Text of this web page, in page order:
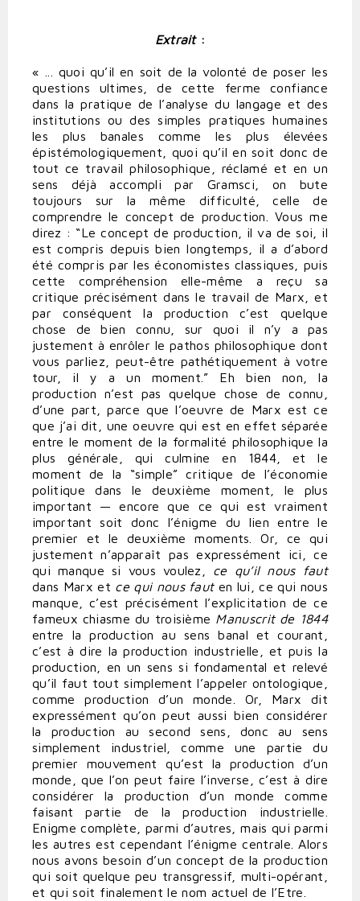
Extrait:
« ... quoi qu’il en soit de la volonté de poser les
questions ultimes, de cette ferme confiance
dans la pratique de l’analyse du langage et des
institutions ou des simples pratiques humaines
les plus banales comme les plus élevées
épistémologiquement, quoi qu’il en soit donc de
tout ce travail philosophique, réclamé et en un
sens déjà accompli par Gramsci, on bute
toujours sur la même difficulté, celle de
comprendre le concept de production. Vous me
direz : “Le concept de production, il va de soi, il
est compris depuis bien longtemps, il a d’abord
été compris par les économistes classiques, puis
cette compréhension elle-même a reçu sa
critique précisément dans le travail de Marx, et
par conséquent la production c’est quelque
chose de bien connu, sur quoi il n’y a pas
justement à enrôler le pathos philosophique dont
vous parliez, peut-être pathétiquement à votre
tour, il y a un moment.” Eh bien non, la
production n’est pas quelque chose de connu,
d’une part, parce que l’oeuvre de Marx est ce
que j’ai dit, une oeuvre qui est en effet séparée
entre le moment de la formalité philosophique la
plus générale, qui culmine en 1844, et le
moment de la “simple” critique de l’économie
politique dans le deuxième moment, le plus
important — encore que ce qui est vraiment
important soit donc l’énigme du lien entre le
premier et le deuxième moments. Or, ce qui
justement n’apparaît pas expressément ici, ce
qui manque si vous voulez, ce qu’il nous faut
dans Marx et ce qui nous faut en lui, ce qui nous
manque, c’est précisément l’explicitation de ce
fameux chiasme du troisième Manuscrit de 1844
entre la production au sens banal et courant,
c’est à dire la production industrielle, et puis la
production, en un sens si fondamental et relevé
qu’il faut tout simplement l’appeler ontologique,
comme production d’un monde. Or, Marx dit
expressément qu’on peut aussi bien considérer
la production au second sens, donc au sens
simplement industriel, comme une partie du
premier mouvement qu’est la production d’un
monde, que l’on peut faire l’inverse, c’est à dire
considérer la production d’un monde comme
faisant partie de la production industrielle.
Enigme complète, parmi d’autres, mais qui parmi
les autres est cependant l’énigme centrale. Alors
nous avons besoin d’un concept de la production
qui soit quelque peu transgressif, multi-opérant,
et qui soit finalement le nom actuel de l’Etre.